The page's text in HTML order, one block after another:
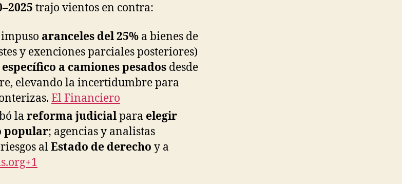
trajo vientos en contra:
impuso aranceles del 25% a bienes de
y exenciones parciales posteriores)
específico a camiones pesados desde
elevando la incertidumbre para
El Financiero
la reforma judicialpara elegir
popular; agencias y analistas
alEstado de derecho y a